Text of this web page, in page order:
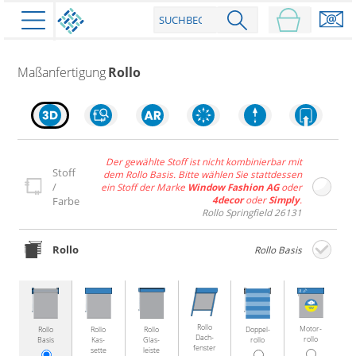
PRODUKTE
schließen
Plissee
Faltstores in Standardgrößen
Wabenplissees
Sonnenschutzplissees
Outdoor-Plissees
gemusterte Plissees
Rollos nach Maß
Thermo Rollo
Doppelrollo
Klemmrollo
Dachfenster Rollo
Raffrollo
Raffrollo Maß
Faltrollo / Raffgardinen
Flächenvorhang
Flächenvorhang nach Maß
Scheibengardinen
MaßanfertigungRollo
Stoff
/
Farbe
Der gewählte Stoff ist nicht kombinierbar mit
dem Rollo Basis. Bitte wählen Sie stattdessen
ein Stoff der Marke Window Fashion AGoder
4decoroderSimply.
Rollo Springfield 26131
Rollo Rollo Basis
Rollo
Basis
Rollo
Kas­
sette
Rollo
Glas­
leiste
Rollo
Dach­
fenster
Doppel­
rollo
Motor­
rollo